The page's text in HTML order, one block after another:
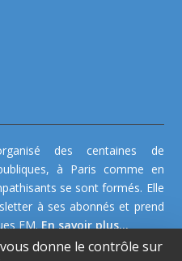
des centaines de
à Paris comme en
se sont formés. Elle
à ses abonnés et prend
FM. En savoir plus...
donne le contrôle sur